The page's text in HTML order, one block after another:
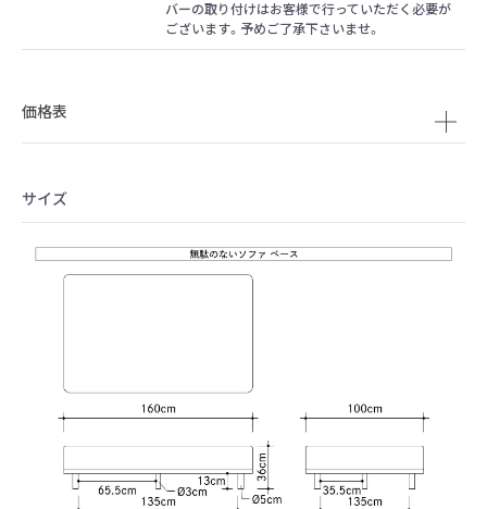
バーの取り付けはお客様で行っていただく必要が
ございます。予めご了承下さいませ。
価格表
サイズ